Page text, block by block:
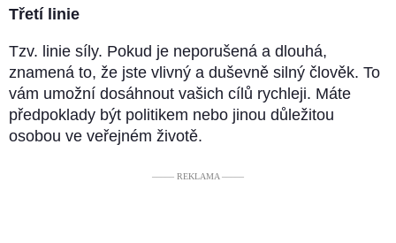
Třetí linie
Tzv. linie síly. Pokud je neporušená a dlouhá,
znamená to, že jste vlivný a duševně silný člověk. To
vám umožní dosáhnout vašich cílů rychleji. Máte
předpoklady být politikem nebo jinou důležitou
osobou ve veřejném životě.
––––– REKLAMA –––––